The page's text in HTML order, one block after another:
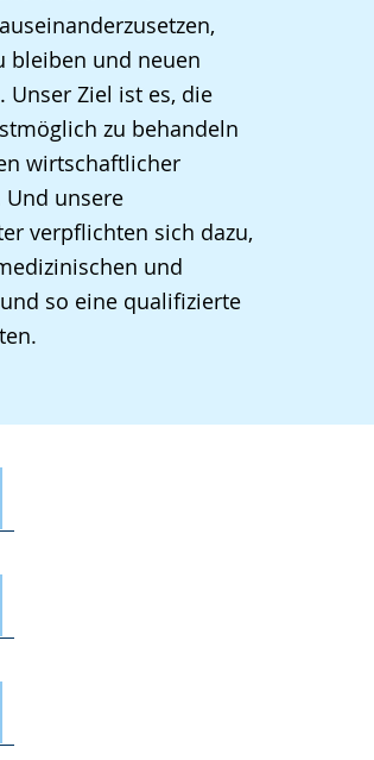
bleiben und neuen
Unser Ziel ist es, die
zu behandeln
wirtschaftlicher
Und unsere
verpflichten sich dazu,
und
so eine qualifizierte